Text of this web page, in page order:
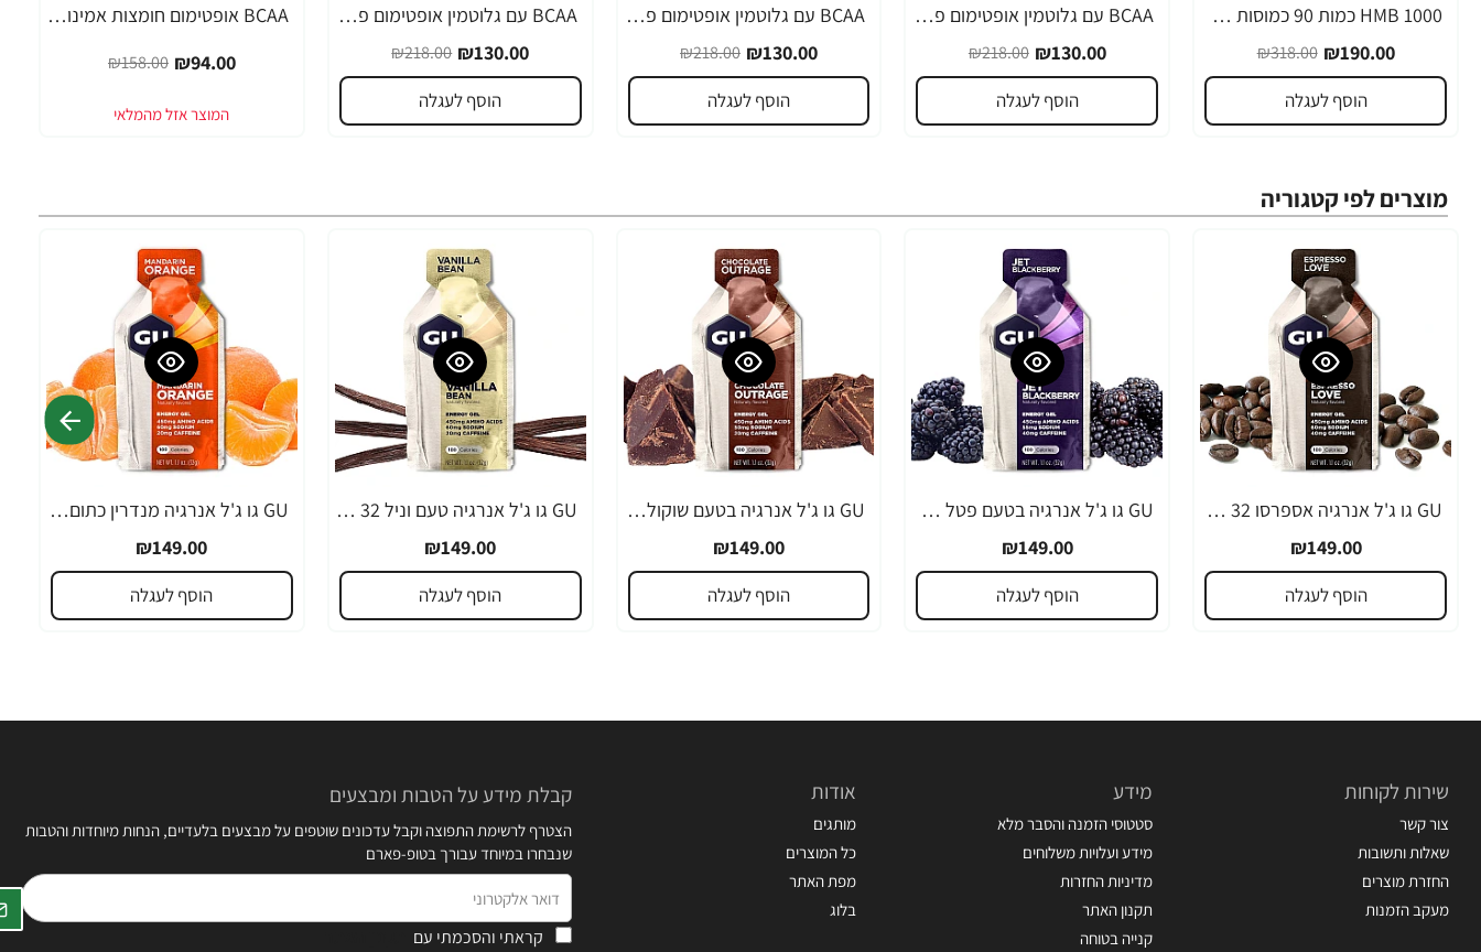
-40%
1000 HMB כמות 90 כמוסות מבית Optimum Nutrition
₪190.00
₪318.00
הוסף לעגלה
-40%
BCAA עם גלוטמין אופטימום פרו סירייס טעם אפרסק מנגו 390 גרם - מבית Optimum Nutrition
₪130.00
₪218.00
הוסף לעגלה
-40%
BCAA עם גלוטמין אופטימום פרו סירייס טעם לימונדה פטל 390 גרם - מבית Optimum Nutrition
₪130.00
₪218.00
הוסף לעגלה
-40%
BCAA עם גלוטמין אופטימום פרו סירייס טעם פונץ פירות 390 גרם - מבית Optimum Nutrition
₪130.00
₪218.00
הוסף לעגלה
-41%
BCAA אופטימום חומצות אמינו 3000 ללא טעם 300 גרם - מבית Optimum Nutrition
₪94.00
₪158.00
מוצרים לפי קטגוריה
GU גו ג'ל אנרגיה אספרסו 32 גרם - 24 יחידות
₪149.00
הוסף לעגלה
GU גו ג'ל אנרגיה בטעם פטל שחור 32 גרם - 24 יחידות
₪149.00
הוסף לעגלה
GU גו ג'ל אנרגיה בטעם שוקולד 32 גרם - 24 יחידות
₪149.00
הוסף לעגלה
GU גו ג'ל אנרגיה טעם וניל 32 גרם - 24 יחידות
₪149.00
הוסף לעגלה
GU גו ג'ל אנרגיה מנדרין כתום 32 גרם - 24 יחידות
₪149.00
הוסף לעגלה
שירות לקוחות
צור קשר
שאלות ותשובות
החזרת מוצרים
מעקב הזמנות
מידע
סטטוסי הזמנה והסבר מלא
מידע ועלויות משלוחים
מדיניות החזרות
תקנון האתר
קנייה בטוחה
אודות
מותגים
כל המוצרים
מפת האתר
בלוג
קבלת מידע על הטבות ומבצעים
הצטרף לרשימת התפוצה וקבל עדכונים שוטפים על מבצעים בלעדיים, הנחות מיוחדות והטבות
שנבחרו במיוחד עבורך בטופ-פארם
אלקטרוני
קראתי והסכמתי עם